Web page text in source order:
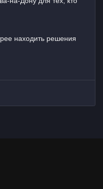
находить решения